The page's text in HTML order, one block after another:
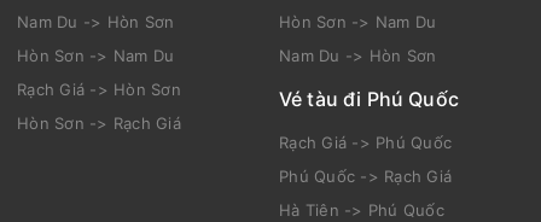
Nam Du -> Hòn Sơn
Hòn Sơn -> Nam Du
Rạch Giá -> Hòn Sơn
Hòn Sơn -> Rạch Giá
Hòn Sơn -> Nam Du
Nam Du -> Hòn Sơn
Vé tàu đi Phú Quốc
Rạch Giá -> Phú Quốc
Phú Quốc -> Rạch Giá
Hà Tiên -> Phú Quốc